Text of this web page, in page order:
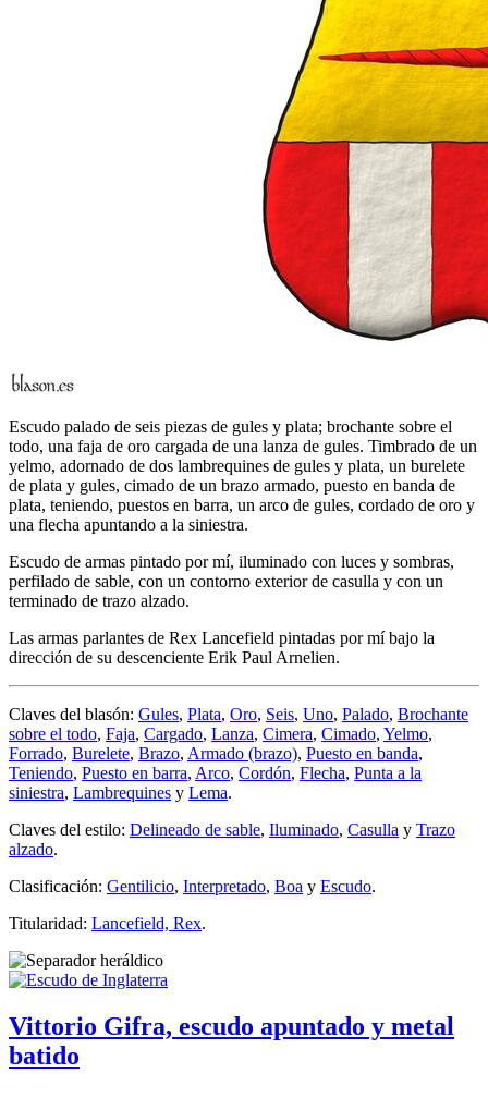
Escudo palado de seis piezas de gules y plata; brochante sobre el
todo, una faja de oro cargada de una lanza de gules. Timbrado de un
yelmo, adornado de dos lambrequines de gules y plata, un burelete
de plata y gules, cimado de un brazo armado, puesto en banda de
plata, teniendo, puestos en barra, un arco de gules, cordado de oro y
una flecha apuntando a la siniestra.
Escudo de armas pintado por mí, iluminado con luces y sombras,
perfilado de sable, con un contorno exterior de casulla y con un
terminado de trazo alzado.
Las armas parlantes de Rex Lancefield pintadas por mí bajo la
dirección de su descenciente Erik Paul Arnelien.
Claves del blasón: Gules, Plata, Oro, Seis, Uno, Palado, Brochante
sobre el todo, Faja, Cargado, Lanza, Cimera, Cimado, Yelmo,
Forrado, Burelete, Brazo, Armado (brazo), Puesto en banda,
Teniendo, Puesto en barra, Arco, Cordón, Flecha, Punta a la
siniestra, Lambrequines y Lema.
Claves del estilo: Delineado de sable, Iluminado, Casulla y Trazo
alzado.
Clasificación: Gentilicio, Interpretado, Boa y Escudo.
Titularidad: Lancefield, Rex.
Vittorio Gifra, escudo apuntado y metal
batido